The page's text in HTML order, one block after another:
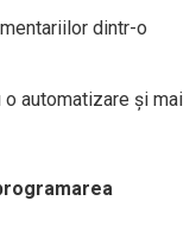
dintr-o
automatizare și mai